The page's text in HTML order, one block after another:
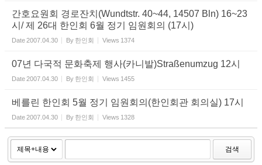
간호요원회 경로잔치(Wundtstr. 40~44, 14507 Bln) 16~23
시/ 제 26대 한인회 6월 정기 임원회의 (17시)
Date2007.04.30 By 한인회 Views 1374
07년 다국적 문화축제 행사(카니발)Straßenumzug 12시
Date2007.04.30 By 한인회 Views 1455
베를린 한인회 5월 정기 임원회의(한인회관 회의실) 17시
Date2007.04.30 By 한인회 Views 1328
검색